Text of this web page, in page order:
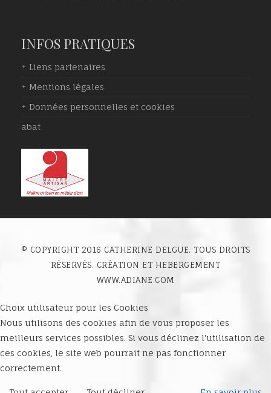
INFOS PRATIQUES
+ Liens partenaires
+ Mentions légales
+ Données personnelles et cookies
abat
© COPYRIGHT 2016 CATHERINE DELGUE. TOUS DROITS
RÉSERVÉS. CRÉATION ET HEBERGEMENT
WWW.ADIANE.COM
Choix utilisateur pour les Cookies
Nous utilisons des cookies afin de vous proposer les
meilleurs services possibles. Si vous déclinez l'utilisation de
ces cookies, le site web pourrait ne pas fonctionner
correctement.